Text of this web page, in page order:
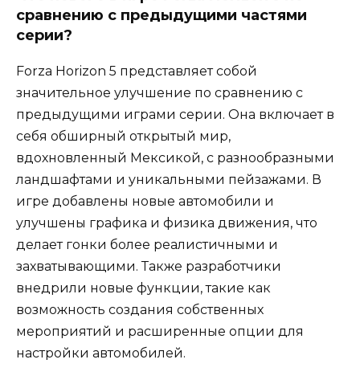
сравнению с предыдущими частями
серии?
Forza Horizon 5 представляет собой
значительное улучшение по сравнению с
предыдущими играми серии. Она включает в
себя обширный открытый мир,
вдохновленный Мексикой, с разнообразными
ландшафтами и уникальными пейзажами. В
игре добавлены новые автомобили и
улучшены графика и физика движения, что
делает гонки более реалистичными и
захватывающими. Также разработчики
внедрили новые функции, такие как
возможность создания собственных
мероприятий и расширенные опции для
настройки автомобилей.